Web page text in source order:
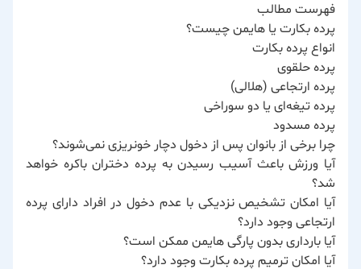
فهرست مطالب
پرده بکارت یا هایمن چیست؟
انواع پرده بکارت
پرده حلقوی
پرده ارتجاعی (هلالی)
پرده تیغه‌ای یا دو سوراخی
پرده مسدود
چرا برخی از بانوان پس از دخول دچار خونریزی نمی‌شوند؟
آیا ورزش باعث آسیب رسیدن به پرده دختران باکره خواهد
شد؟
آیا امکان تشخیص نزدیکی با عدم دخول در افراد دارای پرده
ارتجاعی وجود دارد؟
آیا بارداری بدون پارگی هایمن ممکن است؟
آیا امکان ترمیم پرده بکارت وجود دارد؟